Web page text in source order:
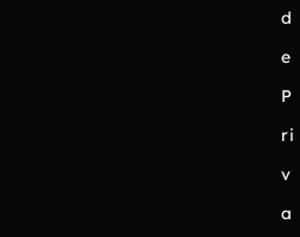
d
e
P
ri
v
a